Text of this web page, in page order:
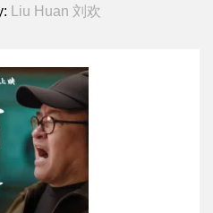
Liu Huan 刘欢